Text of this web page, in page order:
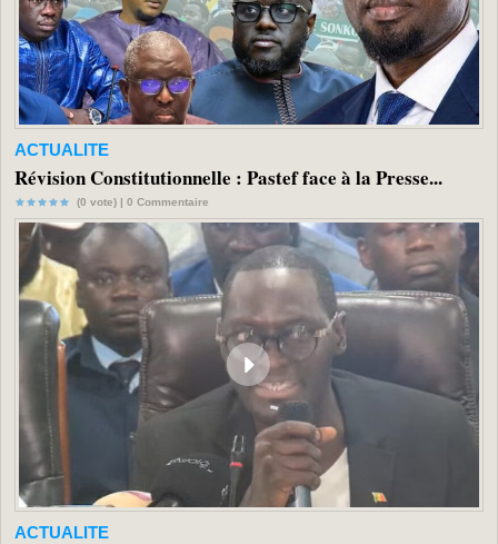
ACTUALITE
Révision Constitutionnelle : Pastef face à la Presse...
(0 vote) | 0 Commentaire
ACTUALITE